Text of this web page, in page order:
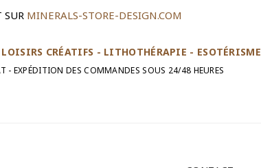
SUR MINERALS-STORE-DESIGN.COM
CRÉATIFS - LITHOTHÉRAPIE - ESOTÉRISME
- EXPÉDITION DES COMMANDES SOUS 24/48 HEURES